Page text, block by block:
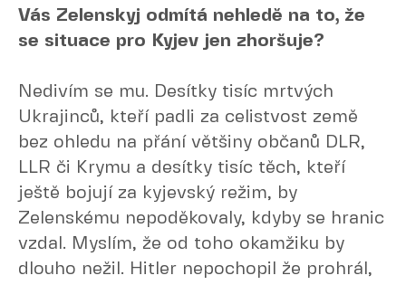
Vás Zelenskyj odmítá nehledě na to, že
se situace pro Kyjev jen zhoršuje?
Nedivím se mu. Desítky tisíc mrtvých
Ukrajinců, kteří padli za celistvost země
bez ohledu na přání většiny občanů DLR,
LLR či Krymu a desítky tisíc těch, kteří
ještě bojují za kyjevský režim, by
Zelenskému nepoděkovaly, kdyby se hranic
vzdal. Myslím, že od toho okamžiku by
dlouho nežil. Hitler nepochopil že prohrál,